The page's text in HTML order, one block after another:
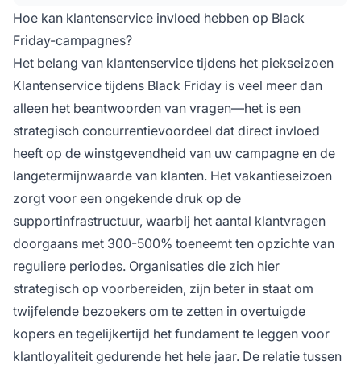
klanten. Proactieve ondersteuning,
gepersonaliseerde interacties en efficiënte
probleemoplossing zorgen voor positieve
ervaringen die leiden tot hogere
conversieratio's en meer betrokkenheid na de
verkoop.
Hoe kan klantenservice invloed hebben op Black
Friday-campagnes?
Het belang van klantenservice tijdens het piekseizoen
Klantenservice tijdens Black Friday is veel meer dan
alleen het beantwoorden van vragen—het is een
strategisch concurrentievoordeel dat direct invloed
heeft op de winstgevendheid van uw campagne en de
langetermijnwaarde van klanten. Het vakantieseizoen
zorgt voor een ongekende druk op de
supportinfrastructuur, waarbij het aantal klantvragen
doorgaans met 300-500% toeneemt ten opzichte van
reguliere periodes. Organisaties die zich hier
strategisch op voorbereiden, zijn beter in staat om
twijfelende bezoekers om te zetten in overtuigde
kopers en tegelijkertijd het fundament te leggen voor
klantloyaliteit gedurende het hele jaar. De relatie tussen